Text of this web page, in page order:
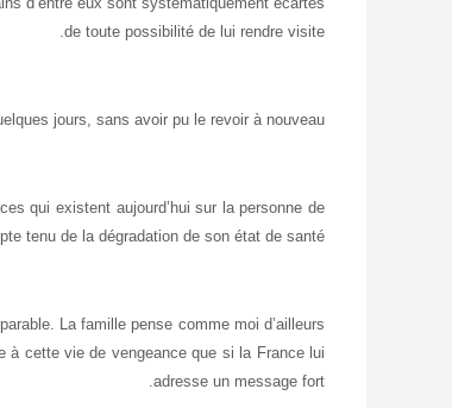
de toute possibilité de lui rendre visite.
jours, sans avoir pu le revoir à nouveau.
qui existent aujourd’hui sur la personne de
tenu de la dégradation de son état de santé.
La famille pense comme moi d’ailleurs
à cette vie de vengeance que si la France lui
adresse un message fort.